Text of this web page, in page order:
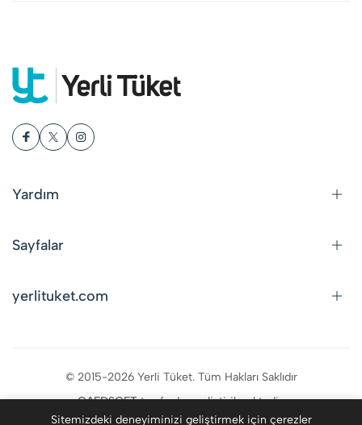
Yardım
Sayfalar
yerlituket.com
© 2015-2026 Yerli Tüket. Tüm Hakları Saklıdır
CAFDSOFTtarafından geliştirilmektedir.
Sitemizdeki deneyiminizi geliştirmek için çerezler